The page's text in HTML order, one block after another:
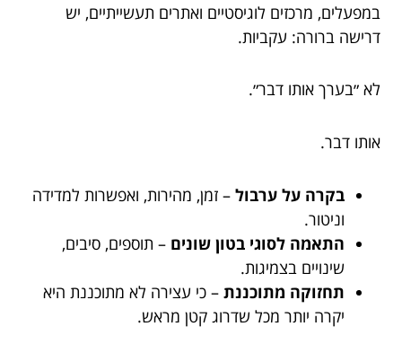
במפעלים, מרכזים לוגיסטיים ואתרים תעשייתיים, יש
דרישה ברורה: עקביות.
לא ״בערך אותו דבר״.
אותו דבר.
בקרה על ערבול – זמן, מהירות, ואפשרות למדידה
וניטור.
התאמה לסוגי בטון שונים – תוספים, סיבים,
שינויים בצמיגות.
תחזוקה מתוכננת – כי עצירה לא מתוכננת היא
יקרה יותר מכל שדרוג קטן מראש.